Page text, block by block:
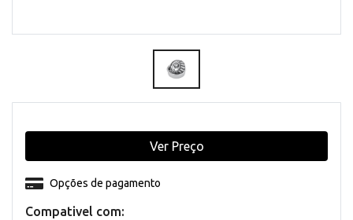
Compativel com:
Opções de pagamento
Ver Preço